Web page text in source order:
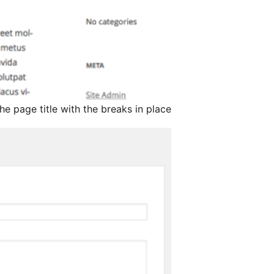
page title with the breaks in place.